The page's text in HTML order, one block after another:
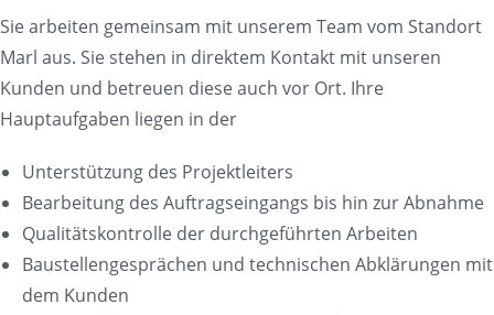
Sie arbeiten gemeinsam mit unserem Team vom Standort
Marl aus. Sie stehen in direktem Kontakt mit unseren
Kunden und betreuen diese auch vor Ort. Ihre
Hauptaufgaben liegen in der
Unterstützung des Projektleiters
Bearbeitung des Auftragseingangs bis hin zur Abnahme
Qualitätskontrolle der durchgeführten Arbeiten
Baustellengesprächen und technischen Abklärungen mit
dem Kunden